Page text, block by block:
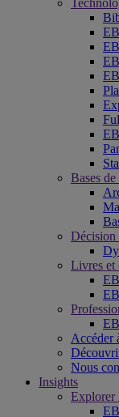
Bases
Décision
Livres et
Accéder
Nous
Insights
Explorer